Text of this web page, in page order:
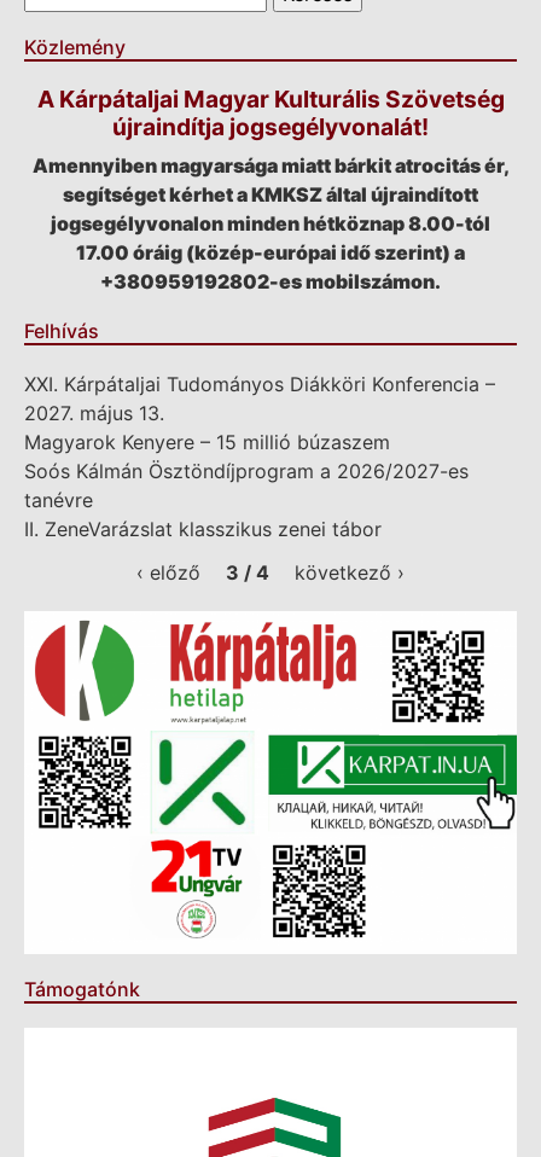
Közlemény
A Kárpátaljai Magyar Kulturális Szövetség
újraindítja jogsegélyvonalát!
Amennyiben magyarsága miatt bárkit atrocitás ér,
segítséget kérhet a KMKSZ által újraindított
jogsegélyvonalon minden hétköznap 8.00-tól
17.00 óráig (közép-európai idő szerint) a
+380959192802-es mobilszámon.
Felhívás
XXI. Kárpátaljai Tudományos Diákköri Konferencia –
2027. május 13.
Magyarok Kenyere – 15 millió búzaszem
Soós Kálmán Ösztöndíjprogram a 2026/2027-es
tanévre
II. ZeneVarázslat klasszikus zenei tábor
‹ előző
3 / 4 következő ›
Támogatónk